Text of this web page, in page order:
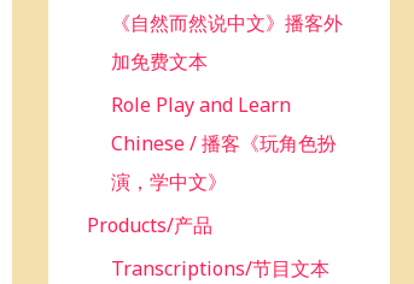
《自然而然说中文》播客外
加免费文本
Role Play and Learn
Chinese / 播客《玩角色扮
演，学中文》
Products/产品
Transcriptions/节目文本